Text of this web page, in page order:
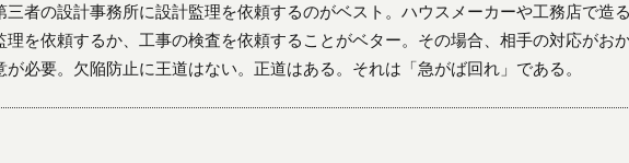
三者の設計事務所に設計監理を依頼するのがベスト。ハウスメーカーや工務店で造
理を依頼するか、工事の検査を依頼することがベター。その場合、相手の対応がお
が必要。欠陥防止に王道はない。正道はある。それは「急がば回れ」である。